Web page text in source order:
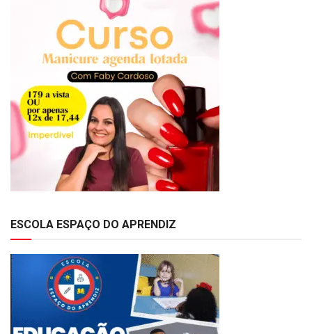
ESCOLA ESPAÇO DO APRENDIZ